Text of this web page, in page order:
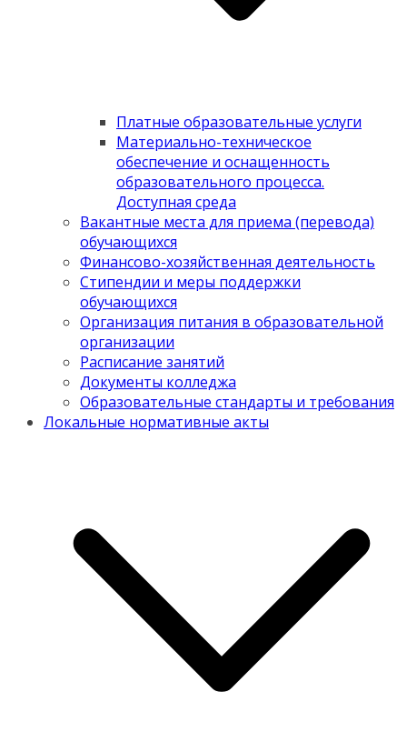
Платные образовательные услуги
Материально-техническое
обеспечение и оснащенность
образовательного процесса.
Доступная среда
Вакантные места для приема (перевода)
обучающихся
Финансово-хозяйственная деятельность
Стипендии и меры поддержки
обучающихся
Организация питания в образовательной
организации
Расписание занятий
Документы колледжа
Образовательные стандарты и требования
Локальные нормативные акты